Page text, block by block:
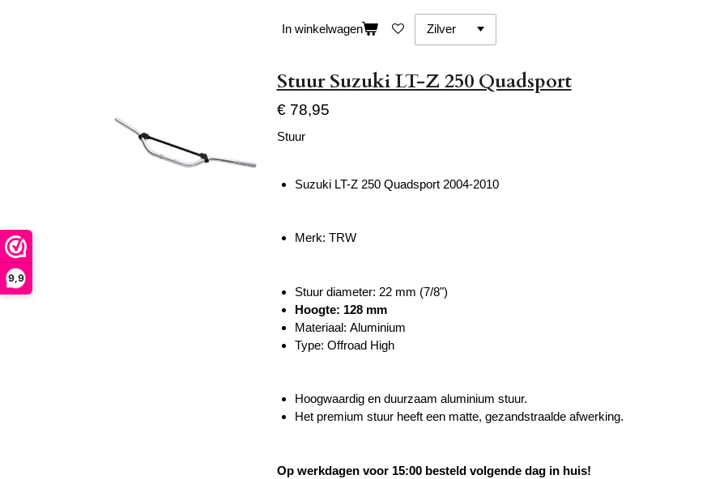
9,9
In winkelwagen
Stuur Suzuki LT-Z 250 Quadsport
€ 78,95
Stuur
Suzuki LT-Z 250 Quadsport 2004-2010
Merk: TRW
Stuur diameter: 22 mm (7/8")
Hoogte: 128 mm
Materiaal: Aluminium
Type: Offroad High
Hoogwaardig en duurzaam aluminium stuur.
Het premium stuur heeft een matte, gezandstraalde afwerking.
Op werkdagen voor 15:00 besteld volgende dag in huis!